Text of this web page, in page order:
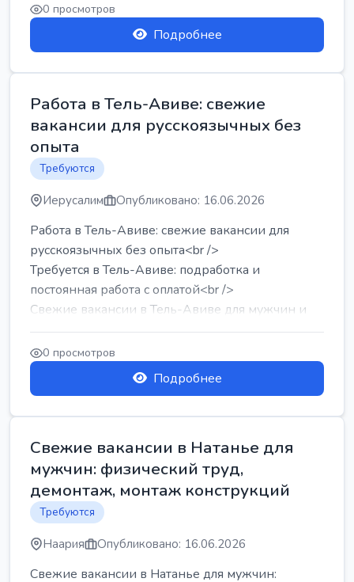
0 просмотров
Подробнее
Работа в Тель-Авиве: свежие
вакансии для русскоязычных без
опыта
Требуются
Иерусалим Опубликовано: 16.06.2026
Работа в Тель-Авиве: свежие вакансии для
русскоязычных без опыта<br />
Требуется в Тель-Авиве: подработка и
постоянная работа с оплатой<br />
Свежие вакансии в Тель-Авиве для мужчин и
женщин от хозя...
0 просмотров
Подробнее
Свежие вакансии в Натанье для
мужчин: физический труд,
демонтаж, монтаж конструкций
Требуются
Наария Опубликовано: 16.06.2026
Свежие вакансии в Натанье для мужчин: